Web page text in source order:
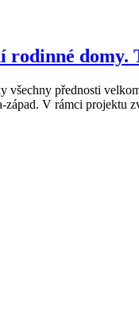
rodinné domy.
přednosti
západ. V rámci